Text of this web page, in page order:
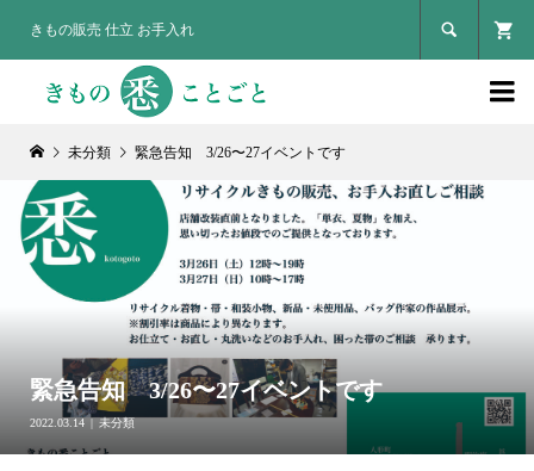
きもの販売 仕立 お手入れ 

未分類 緊急告知 3/26〜27イベントです
緊急告知 3/26〜27イベントです
2022.03.14 未分類